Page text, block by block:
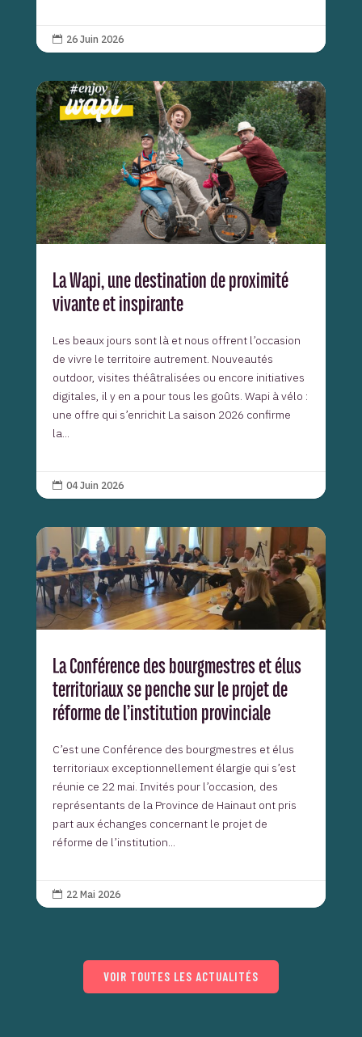
 26 Juin 2026
La Wapi, une destination de proximité
vivante et inspirante
Les beaux jours sont là et nous offrent l’occasion
de vivre le territoire autrement. Nouveautés
outdoor, visites théâtralisées ou encore initiatives
digitales, il y en a pour tous les goûts. Wapi à vélo :
une offre qui s’enrichit La saison 2026 confirme
la...
 04 Juin 2026
La Conférence des bourgmestres et élus
territoriaux se penche sur le projet de
réforme de l’institution provinciale
C’est une Conférence des bourgmestres et élus
territoriaux exceptionnellement élargie qui s’est
réunie ce 22 mai. Invités pour l’occasion, des
représentants de la Province de Hainaut ont pris
part aux échanges concernant le projet de
réforme de l’institution...
 22 Mai 2026
VOIR TOUTES LES ACTUALITÉS